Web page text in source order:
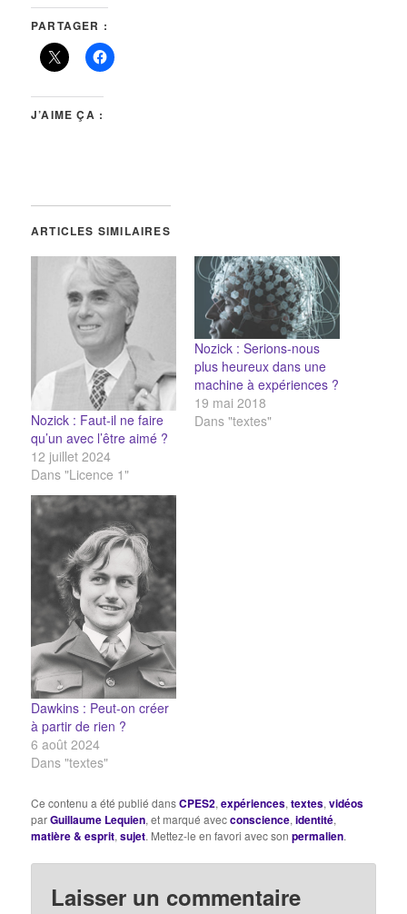
PARTAGER :
J’AIME ÇA :
ARTICLES SIMILAIRES
Nozick : Faut-il ne faire
qu’un avec l’être aimé ?
12 juillet 2024
Dans "Licence 1"
Nozick : Serions-nous
plus heureux dans une
machine à expériences ?
19 mai 2018
Dans "textes"
Dawkins : Peut-on créer
à partir de rien ?
6 août 2024
Dans "textes"
Ce contenu a été publié dansCPES2,expériences,textes,vidéos
parGuillaume Lequien, et marqué avecconscience,identité,
matière & esprit,sujet. Mettez-le en favori avec sonpermalien.
Laisser un commentaire